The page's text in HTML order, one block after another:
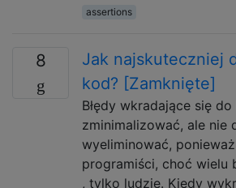
assertions
8
Jak najskuteczniej
kod? [Zamknięte]
Błędy wkradające się
zminimalizować, ale nie
wyeliminować,
programiści, choć wielu
, tylko ludzie. Kiedy